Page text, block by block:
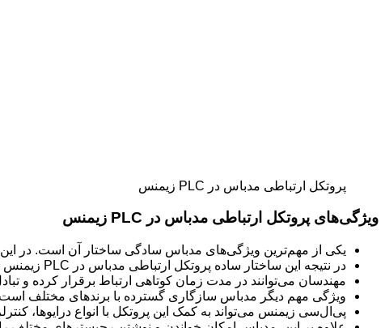
پروتکل ارتباطی مدباس در PLC زیمنس
ویژگی‌های پروتکل ارتباطی مدباس در PLC زیمنس
یکی از مهم‌ترین ویژگی‌های مدباس سادگی ساختار آن است. در
در نتیجه این ساختار ساده پروتکل ارتباطی مدباس در PLC زیمنس در خیلی از تجهیزات صنعتی پشتیبانی می‌شود و نیازی هم به سخت‌افزار یا نرم‌افزارهای پیچیده ندارد.
مهندسان می‌توانند در مدت زمان کوتاهی ارتباط برقرار کرده و
ویژگی مهم دیگر مدباس سازگاری گسترده با برندهای مختلف است.
پی‌ال‌سی زیمنس می‌تواند به کمک این پروتکل با انواع درایوها،